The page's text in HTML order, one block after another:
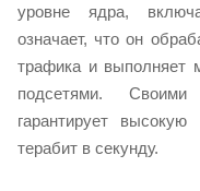
уровне ядра,
означает, что он
трафика и выполняет
подсетями. Своими
гарантирует
терабит в секунду.